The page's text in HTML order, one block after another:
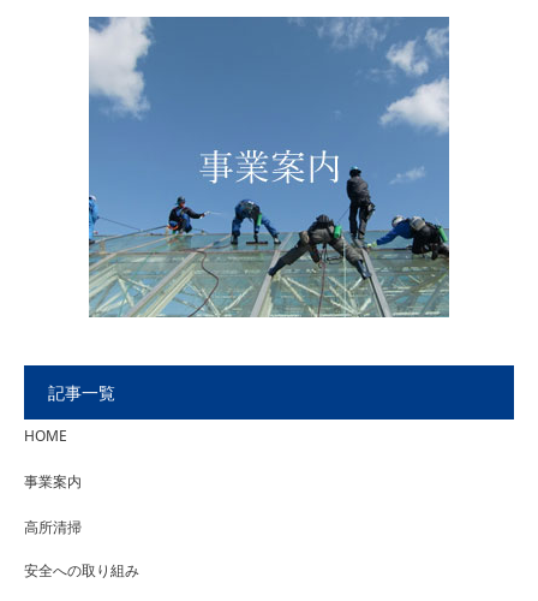
記事一覧
HOME
事業案内
高所清掃
安全への取り組み